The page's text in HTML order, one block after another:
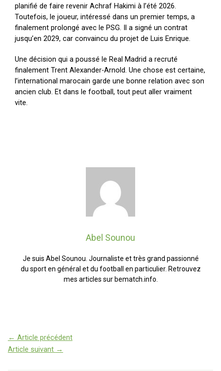
planifié de faire revenir Achraf Hakimi à l’été 2026.
Toutefois, le joueur, intéressé dans un premier temps, a
finalement prolongé avec le PSG. Il a signé un contrat
jusqu’en 2029, car convaincu du projet de Luis Enrique.
Une décision qui a poussé le Real Madrid a recruté
finalement Trent Alexander-Arnold. Une chose est certaine,
l’international marocain garde une bonne relation avec son
ancien club. Et dans le football, tout peut aller vraiment
vite.
Abel Sounou
Je suis Abel Sounou. Journaliste et très grand passionné
du sport en général et du football en particulier. Retrouvez
mes articles sur bematch.info.
← Article précédent
Article suivant →